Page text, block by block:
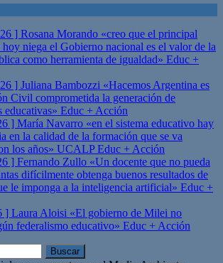
] Rosana Morando «creo que el principal
niega el Gobierno nacional es el valor de la
como herramienta de igualdad» Educ +
] Juliana Bambozzi «Hacemos Argentina es
Civil comprometida la generación de
educativas» Educ + Acción
] María Navarro «en el sistema educativo hay
en la calidad de la formación que se va
los años» UCALPEduc + Acción
] Fernando Zullo «Un docente que no pueda
difícilmente obtenga buenos resultados de
le imponga a la inteligencia artificial» Educ +
] Laura Aloisi «El gobierno de Milei no
federalismo educativo» Educ + Acción